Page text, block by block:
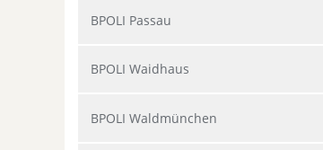
BPOLI Passau
BPOLI Waidhaus
BPOLI Waldmünchen